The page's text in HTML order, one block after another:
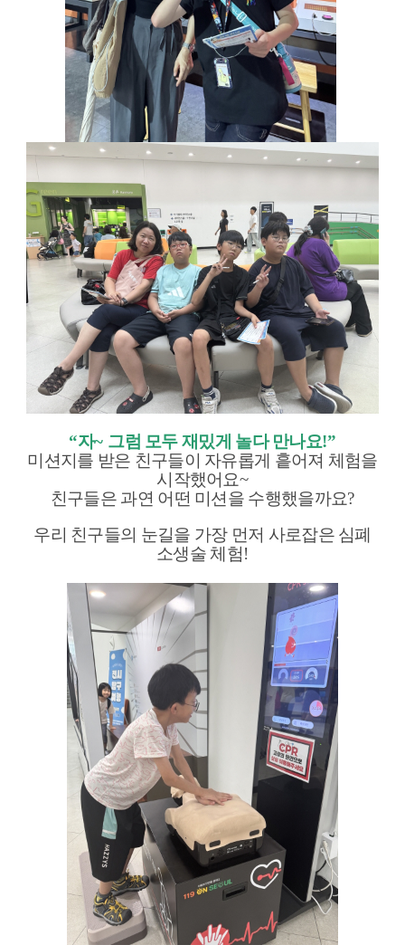
“자~ 그럼 모두 재밌게 놀다 만나요!”
미션지를 받은 친구들이 자유롭게 흩어져 체험을
시작했어요~
친구들은 과연 어떤 미션을 수행했을까요?
우리 친구들의 눈길을 가장 먼저 사로잡은 심폐
소생술 체험!